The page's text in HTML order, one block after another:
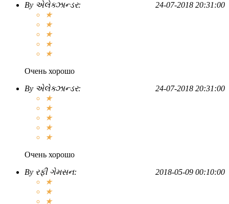
24-07-2018 20:31:00
By એલેક્ઝાન્ડર:
★
★
★
★
★
Очень хорошо
24-07-2018 20:31:00
By એલેક્ઝાન્ડર:
★
★
★
★
★
Очень хорошо
2018-05-09 00:10:00
By રફી ગેમસન:
★
★
★